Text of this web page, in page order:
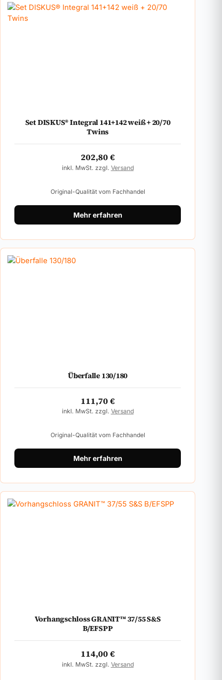
Set DISKUS® Integral 141+142 weiß + 20/70
Twins
202,80€
inkl. MwSt. zzgl. Versand
Original-Qualität vom Fachhandel
Mehr erfahren
Überfalle 130/180
111,70€
inkl. MwSt. zzgl. Versand
Original-Qualität vom Fachhandel
Mehr erfahren
Vorhangschloss GRANIT™ 37/55 S&S
B/EFSPP
114,00€
inkl. MwSt. zzgl. Versand